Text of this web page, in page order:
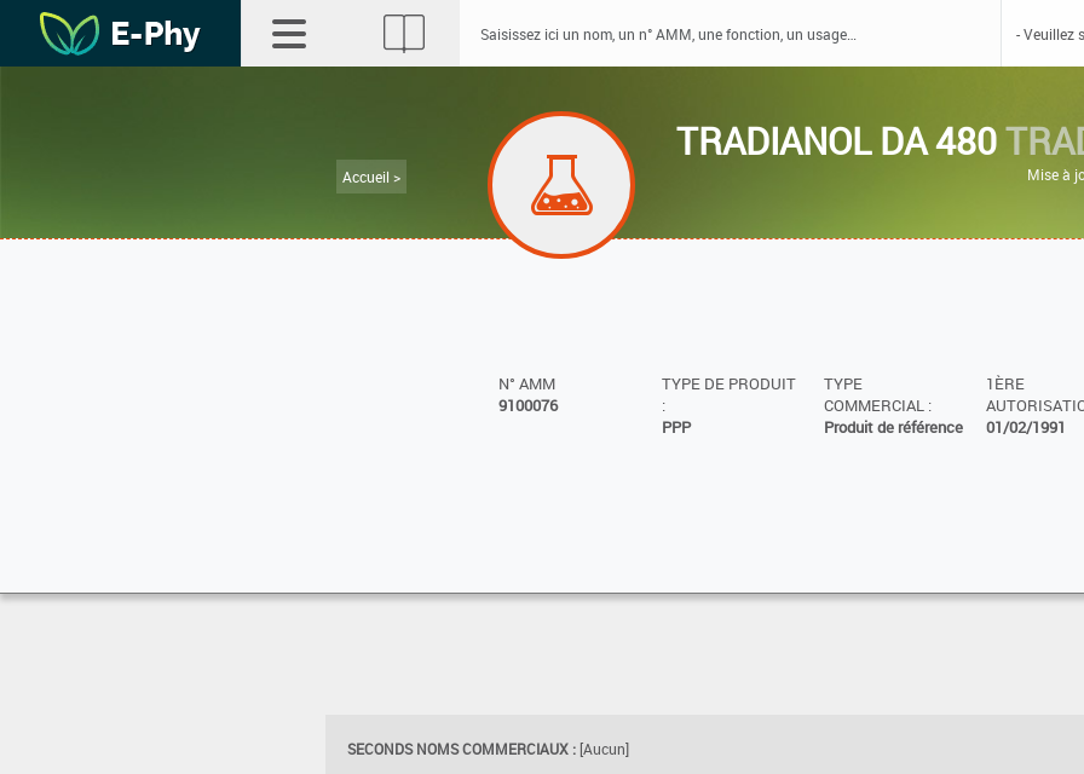
Accueil >
TRADIANOL DA 480
Mise à
N° AMM
9100076
TYPE DE PRODUIT
:
PPP
TYPE
COMMERCIAL :
Produit de référence
1ÈRE
01/02/1991
SECONDS NOMS COMMERCIAUX : [Aucun]